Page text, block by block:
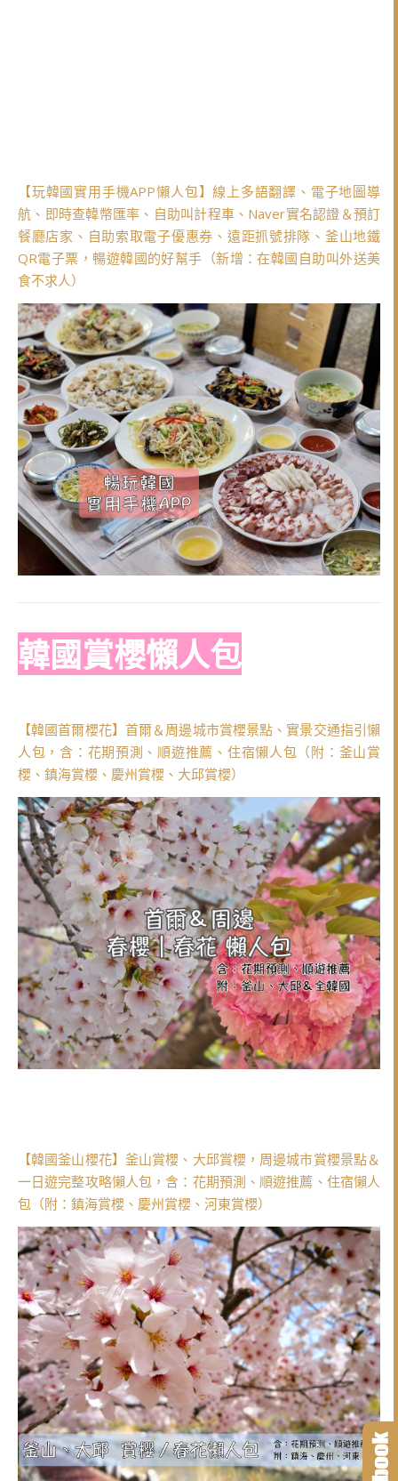
【玩韓國實用手機APP懶人包】線上多語翻譯、電子地圖導
航、即時查韓幣匯率、自助叫計程車、Naver實名認證＆預訂
餐廳店家、自助索取電子優惠券、遠距抓號排隊、釜山地鐵
QR電子票，暢遊韓國的好幫手（新增：在韓國自助叫外送美
食不求人）
韓國賞櫻懶人包
【韓國首爾櫻花】首爾＆周邊城市賞櫻景點、實景交通指引懶
人包，含：花期預測、順遊推薦、住宿懶人包（附：釜山賞
櫻、鎮海賞櫻、慶州賞櫻、大邱賞櫻）
【韓國釜山櫻花】釜山賞櫻、大邱賞櫻，周邊城市賞櫻景點＆
一日遊完整攻略懶人包，含：花期預測、順遊推薦、住宿懶人
包（附：鎮海賞櫻、慶州賞櫻、河東賞櫻）